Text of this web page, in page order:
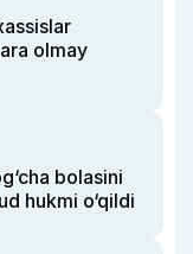
olmay
bolasini
hukmi o‘qildi